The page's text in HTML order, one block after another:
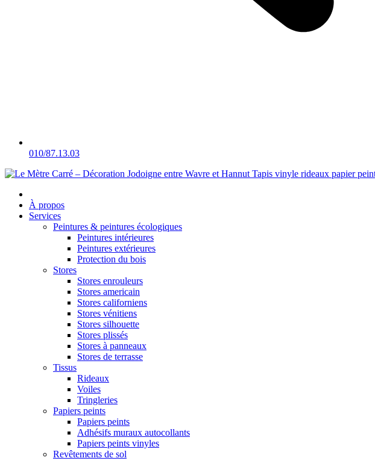
010/87.13.03
À propos
Services
Peintures & peintures écologiques
Peintures intérieures
Peintures extérieures
Protection du bois
Stores
Stores enrouleurs
Stores americain
Stores californiens
Stores vénitiens
Stores silhouette
Stores plissés
Stores à panneaux
Stores de terrasse
Tissus
Rideaux
Voiles
Tringleries
Papiers peints
Papiers peints
Adhésifs muraux autocollants
Papiers peints vinyles
Revêtements de sol